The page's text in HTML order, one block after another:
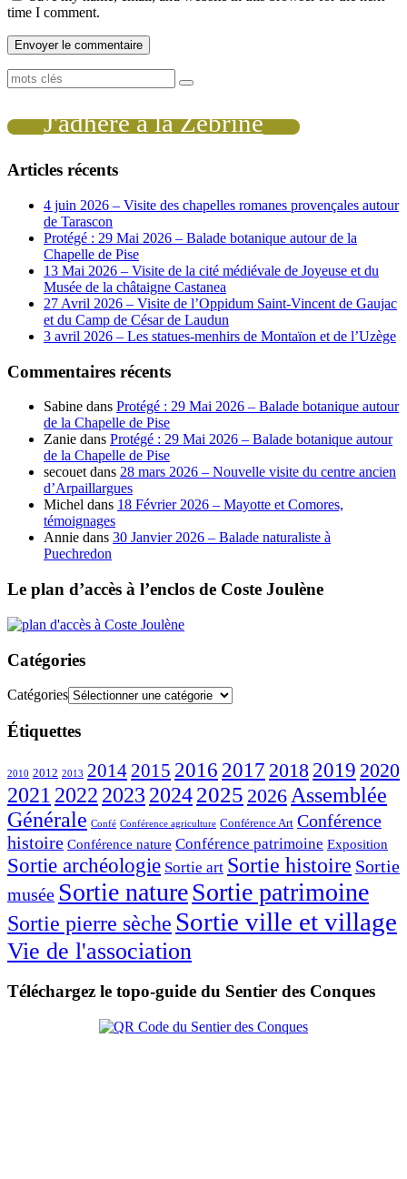
time I comment.
J'adhère à la Zébrine
Articles récents
4 juin 2026 – Visite des chapelles romanes provençales autour
de Tarascon
Protégé : 29 Mai 2026 – Balade botanique autour de la
Chapelle de Pise
13 Mai 2026 – Visite de la cité médiévale de Joyeuse et du
Musée de la châtaigne Castanea
27 Avril 2026 – Visite de l’Oppidum Saint-Vincent de Gaujac
et du Camp de César de Laudun
3 avril 2026 – Les statues-menhirs de Montaïon et de l’Uzège
Commentaires récents
Sabine dans Protégé : 29 Mai 2026 – Balade botanique autour
de la Chapelle de Pise
Zanie dans Protégé : 29 Mai 2026 – Balade botanique autour
de la Chapelle de Pise
secouet dans 28 mars 2026 – Nouvelle visite du centre ancien
d’Arpaillargues
Michel dans 18 Février 2026 – Mayotte et Comores,
témoignages
Annie dans 30 Janvier 2026 – Balade naturaliste à
Puechredon
Le plan d’accès à l’enclos de Coste Joulène
Catégories
Catégories
Étiquettes
2010 2012 2013 2014 2015 2016 2017 2018 2019 2020
2021 2022 2023 20242025 2026 Assemblée
Générale Confé Conférence agriculture Conférence Art Conférence
histoire Conférence nature Conférence patrimoine Exposition
Sortie archéologie Sortie art Sortie histoire Sortie
musée Sortie natureSortie patrimoine
Sortie pierre sèche Sortie ville et village
Vie de l'association
Téléchargez le topo-guide du Sentier des Conques